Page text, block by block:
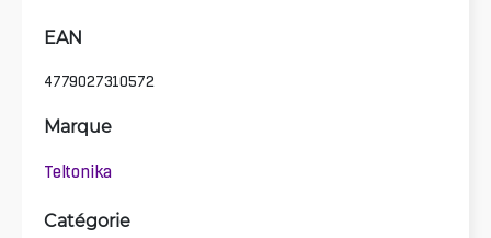
EAN
4779027310572
Marque
Teltonika
Catégorie